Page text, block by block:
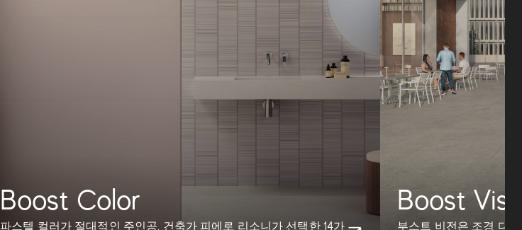
Boost Color
파스텔 컬러가 절대적인 주인공. 건축가 피에로 리소니가 선택한 14가
Boost
부스트 비전은 조경 디